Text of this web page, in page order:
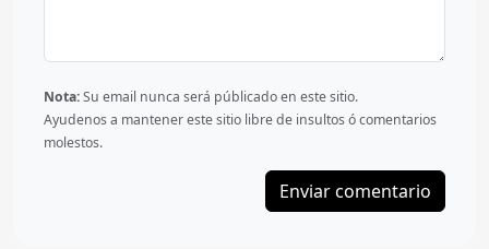
Nota:Su email nunca será públicado en este sitio.
Ayudenos a mantener este sitio libre de insultos ó comentarios
molestos.